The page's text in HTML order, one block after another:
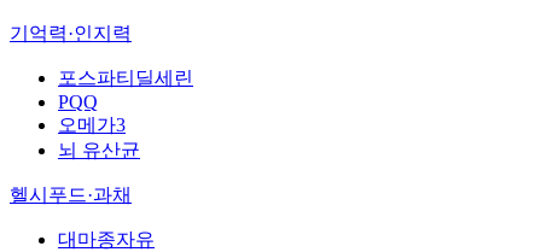
기억력·인지력
포스파티딜세린
PQQ
오메가3
뇌 유산균
헬시푸드·과채
대마종자유